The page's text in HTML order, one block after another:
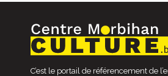
C’est le portail de référencement de